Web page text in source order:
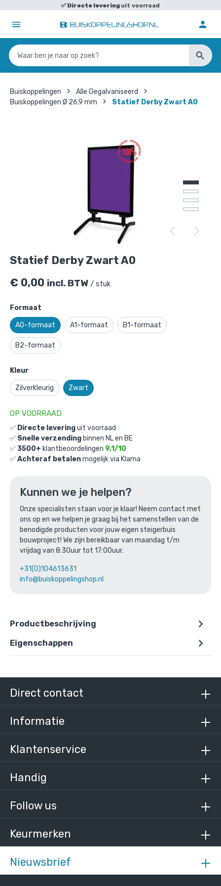
✅Directe levering uit voorraad
Buiskoppelingen
Alle Gegalvaniseerd
Buiskoppelingen Ø 26,9 mm
Statief Derby Zwart A0
Statief Derby Zwart A0
€ 0,00 incl. BTW / stuk
Formaat
A0-formaat A1-formaat B1-formaat
B2-formaat
Kleur
Zilverkleurig Zwart
OP VOORRAAD
✅ Directe leveringuit voorraad
✅ Snelle verzending binnen NL en BE
✅3500+ klantbeoordelingen 9,1/10
✅Achteraf betalenmogelijk via Klarna
Kunnen we je helpen?
Onze specialisten staan voor je klaar! Neem contact met
ons op en we helpen je graag bij het samenstellen van de
benodigde producten voor jouw eigen steigerbuis
bouwproject! We zijn bereikbaar van maandag t/m
vrijdag van 8:30uur tot 17:00uur.
+31(0)104613631
info@buiskoppelingshop.nl
Productbeschrijving
Eigenschappen
aan je winkelmandje
Statief Derby Zwart A0
Gekozen aantal: x
Productnummer: SDZW-A0
€0,00 incl. BTW/ stuk
Ga naar winkelmandje
of verder winkelen
Nieuwsbrief
Follow us
Keurmerken
Direct contact
Informatie
Klantenservice
Handig